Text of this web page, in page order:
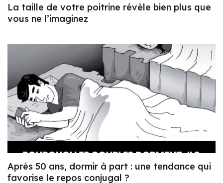
La taille de votre poitrine révèle bien plus que
vous ne l’imaginez
Après 50 ans, dormir à part : une tendance qui
favorise le repos conjugal ?